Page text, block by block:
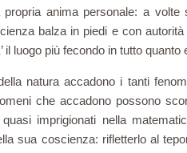
anima personale: a
balza in piedi e con
il luogo più fecondo in tutto quanto
natura accadono i tanti
che accadono possono
imprigionati nella
sua coscienza: rifletterlo al